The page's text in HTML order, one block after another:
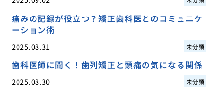
痛みの記録が役立つ？矯正歯科医とのコミュニケ
ーション術
2025.08.31 未分類
歯科医師に聞く！歯列矯正と頭痛の気になる関係
2025.08.30 未分類